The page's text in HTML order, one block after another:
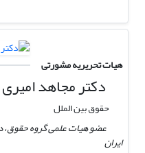
هیات تحریریه مشورتی
دکتر مجاهد امیری
حقوق بین الملل
عضو هیات علمی گروه حقوق،
ایران